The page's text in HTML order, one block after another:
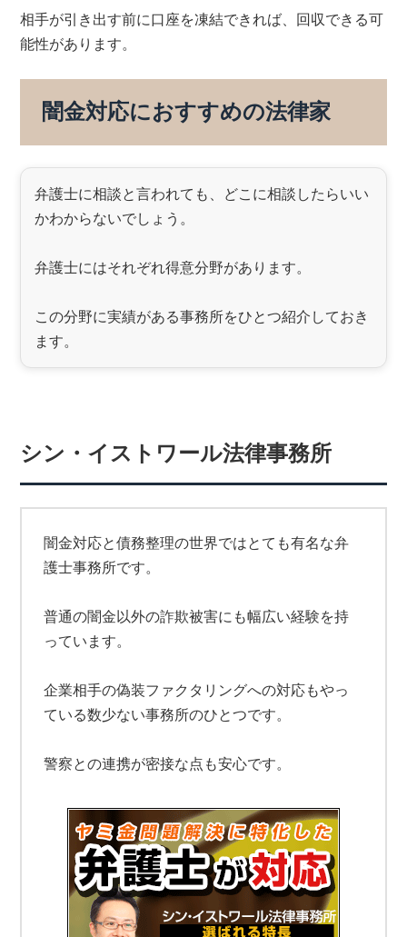
相手が引き出す前に口座を凍結できれば、回収できる可
能性があります。
闇金対応におすすめの法律家
弁護士に相談と言われても、どこに相談したらいい
かわからないでしょう。
弁護士にはそれぞれ得意分野があります。
この分野に実績がある事務所をひとつ紹介しておき
ます。
シン・イストワール法律事務所
闇金対応と債務整理の世界ではとても有名な弁
護士事務所です。
普通の闇金以外の詐欺被害にも幅広い経験を持
っています。
企業相手の偽装ファクタリングへの対応もやっ
ている数少ない事務所のひとつです。
警察との連携が密接な点も安心です。